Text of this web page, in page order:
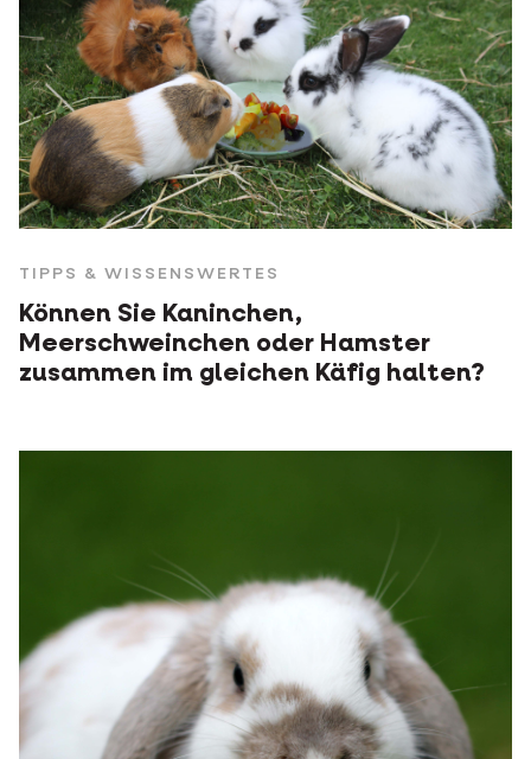
TIPPS & WISSENSWERTES
Können Sie Kaninchen,
Meerschweinchen oder Hamster
zusammen im gleichen Käfig halten?